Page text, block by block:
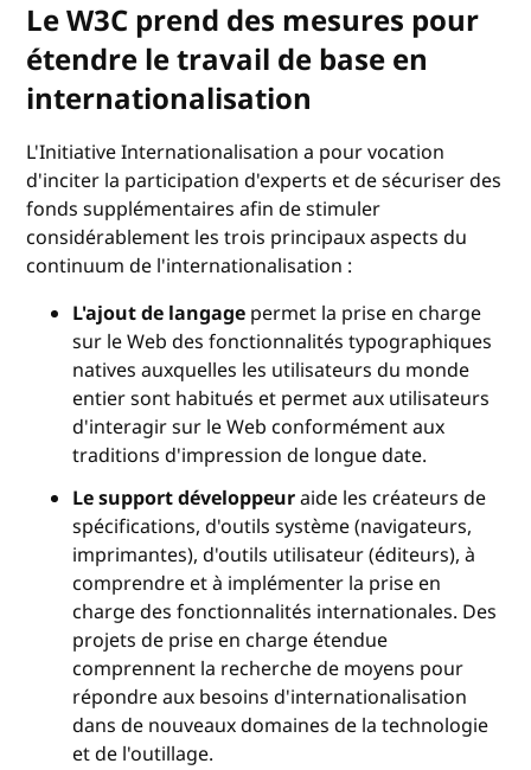
Le W3C prend des mesures pour
étendre le travail de base en
internationalisation
L'Initiative Internationalisation a pour vocation
d'inciter la participation d'experts et de sécuriser des
fonds supplémentaires afin de stimuler
considérablement les trois principaux aspects du
continuum de l'internationalisation :
L'ajout de langagepermet la prise en charge
sur le Web des fonctionnalités typographiques
natives auxquelles les utilisateurs du monde
entier sont habitués et permet aux utilisateurs
d'interagir sur le Web conformément aux
traditions d'impression de longue date.
Le support développeuraide les créateurs de
spécifications, d'outils système (navigateurs,
imprimantes), d'outils utilisateur (éditeurs), à
comprendre et à implémenter la prise en
charge des fonctionnalités internationales. Des
projets de prise en charge étendue
comprennent la recherche de moyens pour
répondre aux besoins d'internationalisation
dans de nouveaux domaines de la technologie
et de l'outillage.